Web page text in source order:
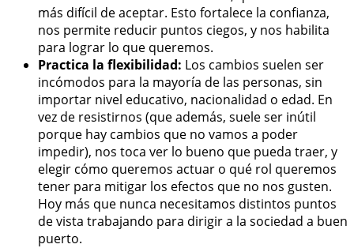
más difícil de aceptar. Esto fortalece la confianza,
nos permite reducir puntos ciegos, y nos habilita
para lograr lo que queremos.
Practica la flexibilidad: Los cambios suelen ser
incómodos para la mayoría de las personas, sin
importar nivel educativo, nacionalidad o edad. En
vez de resistirnos (que además, suele ser inútil
porque hay cambios que no vamos a poder
impedir), nos toca ver lo bueno que pueda traer, y
elegir cómo queremos actuar o qué rol queremos
tener para mitigar los efectos que no nos gusten.
Hoy más que nunca necesitamos distintos puntos
de vista trabajando para dirigir a la sociedad a buen
puerto.